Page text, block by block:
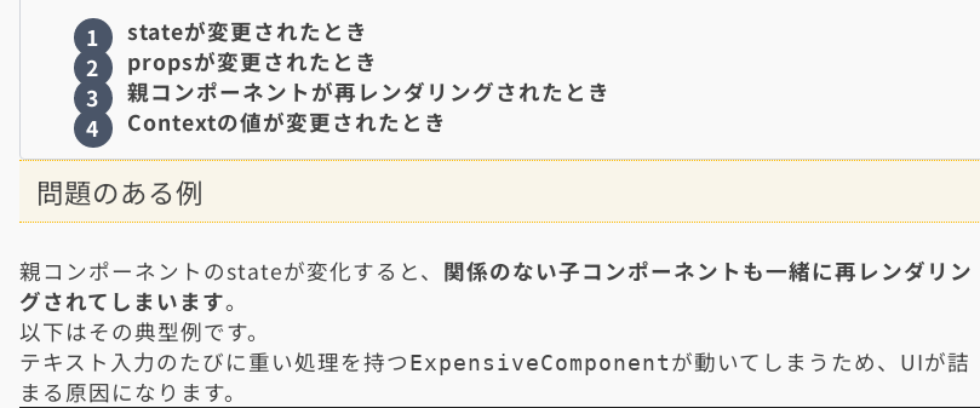
stateが変更されたとき
propsが変更されたとき
親コンポーネントが再レンダリングされたとき
Contextの値が変更されたとき
問題のある例
親コンポーネントのstateが変化すると、 関係のない子コンポーネントも一緒に再レンダリン
グされてしまいます。
以下はその典型例です。
テキスト入力のたびに重い処理を持つ ExpensiveComponent が動いてしまうため、UIが詰
まる原因になります。